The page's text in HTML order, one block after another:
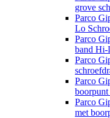
grove
Parco
Lo
Parco
band Hi-
Parco
Parco
Parco
met